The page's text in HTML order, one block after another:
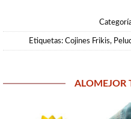
Etiquetas: Cojines Frikis,
ALOMEJOR